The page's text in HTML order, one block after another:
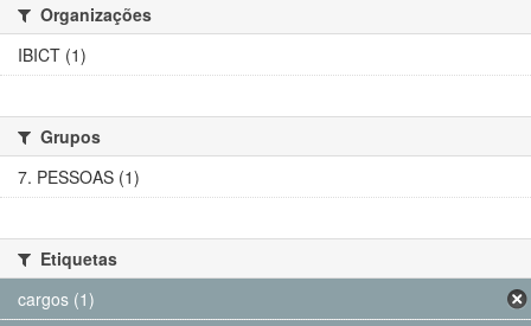
Organizações
IBICT (1)
Grupos
7. PESSOAS (1)
Etiquetas
cargos (1)